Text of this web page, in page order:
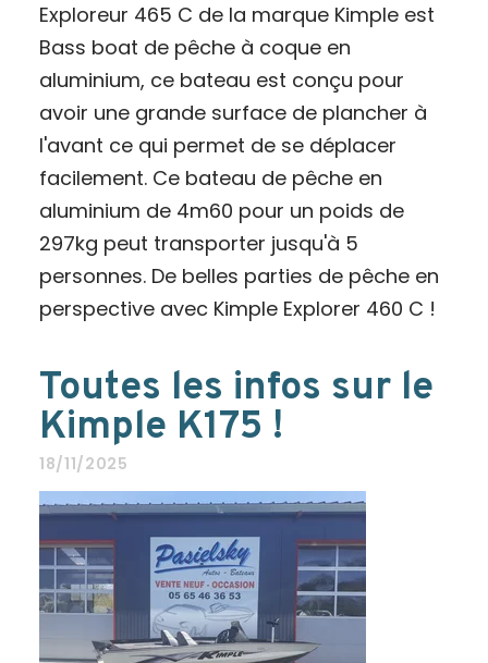
Exploreur 465 C de la marque Kimple est
Bass boat de pêche à coque en
aluminium, ce bateau est conçu pour
avoir une grande surface de plancher à
l'avant ce qui permet de se déplacer
facilement. Ce bateau de pêche en
aluminium de 4m60 pour un poids de
297kg peut transporter jusqu'à 5
personnes. De belles parties de pêche en
perspective avec Kimple Explorer 460 C !
Toutes les infos sur le
Kimple K175 !
18/11/2025